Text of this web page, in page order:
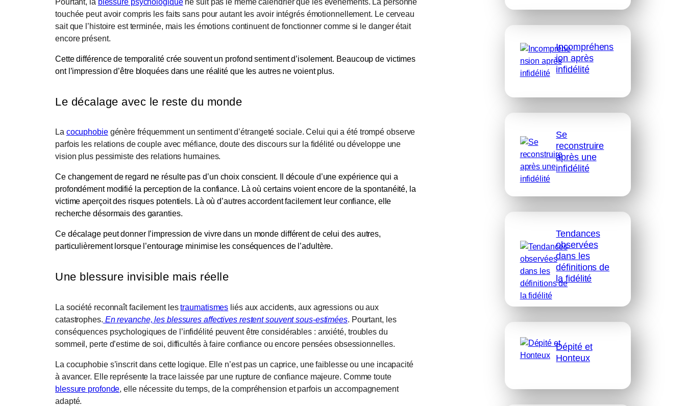
Pourtant, la blessure psychologiquene suit pas le même calendrier que les événements. La personne
touchée peut avoir compris les faits sans pour autant les avoir intégrés émotionnellement. Le cerveau
sait que l’histoire est terminée, mais les émotions continuent de fonctionner comme si le danger était
encore présent.
Cette différence de temporalité crée souvent un profond sentiment d’isolement. Beaucoup de victimes
ont l’impression d’être bloquées dans une réalité que les autres ne voient plus.
Le décalage avec le reste du monde
La cocuphobiegénère fréquemment un sentiment d’étrangeté sociale. Celui qui a été trompé observe
parfois les relations de couple avec méfiance, doute des discours sur la fidélité ou développe une
vision plus pessimiste des relations humaines.
Ce changement de regard ne résulte pas d’un choix conscient. Il découle d’une expérience qui a
profondément modifié la perception de la confiance. Là où certains voient encore de la spontanéité, la
victime aperçoit des risques potentiels. Là où d’autres accordent facilement leur confiance, elle
recherche désormais des garanties.
Ce décalage peut donner l’impression de vivre dans un monde différent de celui des autres,
particulièrement lorsque l’entourage minimise les conséquences de l’adultère.
Une blessure invisible mais réelle
La société reconnaît facilement lestraumatismes liés aux accidents, aux agressions ou aux
catastrophes. En revanche, les blessures affectives restent souvent sous-estimées. Pourtant, les
conséquences psychologiques de l’infidélité peuvent être considérables : anxiété, troubles du
sommeil, perte d’estime de soi, difficultés à faire confiance ou encore pensées obsessionnelles.
La cocuphobie s’inscrit dans cette logique. Elle n’est pas un caprice, une faiblesse ou une incapacité
à avancer. Elle représente la trace laissée par une rupture de confiance majeure. Comme toute
blessure profonde, elle nécessite du temps, de la compréhension et parfois un accompagnement
adapté.
Incompréhens
ion après
infidélité
Se
reconstruire
après une
infidélité
Tendances
observées
dans les
définitions de
la fidélité
Dépité et
Honteux